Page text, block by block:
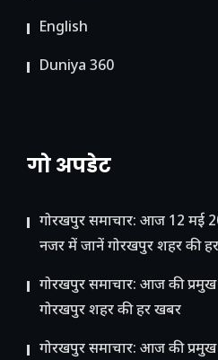
English
Duniya 360
गो अपडेट
गोरखपुर समाचार: आज 12 मई
नजर में जानें गोरखपुर शहर की
गोरखपुर समाचार: आज की
गोरखपुर शहर की हर खबर
गोरखपुर समाचार: आज की